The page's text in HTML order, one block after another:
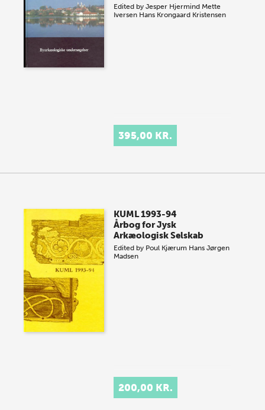
Edited byJesper Hjermind Mette
Iversen Hans Krongaard Kristensen
395,00 KR.
KUML 1993-94
Årbog for Jysk
Arkæologisk Selskab
Edited by Poul Kjærum Hans Jørgen
Madsen
200,00 KR.